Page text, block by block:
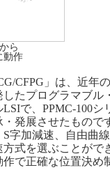
ら
動作
CFPG」は、近年
たプログラマブル
LSIで、PPMC-100シ
発展させたもので
字加減速、自由曲
式を選ぶことがで
作で正確な位置決め